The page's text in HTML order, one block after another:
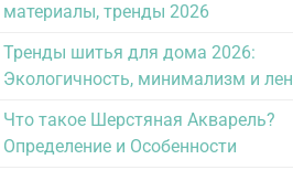
материалы, тренды 2026
Тренды шитья для дома 2026:
Экологичность, минимализм и лен
Что такое Шерстяная Акварель?
Определение и Особенности